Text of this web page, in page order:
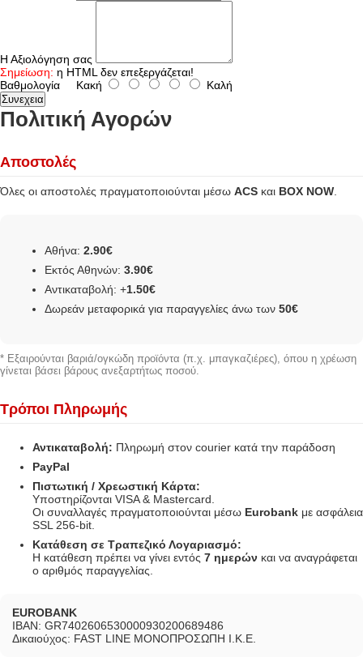
Η Αξιολόγηση σας
Σημείωση: η HTML δεν επεξεργάζεται!
Βαθμολογία Κακή Καλή
Συνεχεια
Πολιτική Αγορών
Αποστολές
Όλες οι αποστολές πραγματοποιούνται μέσω ACS και BOX NOW
Αθήνα: 2.90€
Εκτός Αθηνών: 3.90€
Αντικαταβολή: +1.50€
Δωρεάν μεταφορικά για παραγγελίες άνω των 50€
* Εξαιρούνται βαριά/ογκώδη προϊόντα (π.χ. μπαγκαζιέρες), όπου η χρέωση
γίνεται βάσει βάρους ανεξαρτήτως ποσού.
Τρόποι Πληρωμής
Αντικαταβολή: Πληρωμή στον courier κατά την παράδοση
PayPal
Πιστωτική / Χρεωστική Κάρτα:
Υποστηρίζονται VISA & Mastercard.
Οι συναλλαγές πραγματοποιούνται μέσω Eurobank με ασφάλεια
SSL 256-bit.
Κατάθεση σε Τραπεζικό Λογαριασμό:
Η κατάθεση πρέπει να γίνει εντός 7 ημερών και να αναγράφεται
ο αριθμός παραγγελίας.
EUROBANK
IBAN: GR7402606530000930200689486
Δικαιούχος: FAST LINE ΜΟΝΟΠΡΟΣΩΠΗ Ι.Κ.Ε.